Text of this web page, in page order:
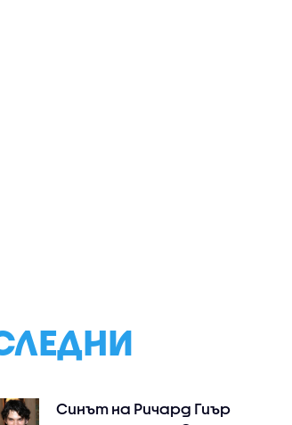
Синът на Ричард Гиър